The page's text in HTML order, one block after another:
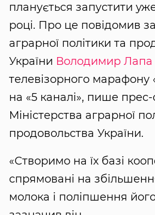
планується запустити
році. Про це повідомив
аграрної політики та
України Володимир Лапа
телевізорного марафону
на «5 каналі», пише
Міністерства аграрної
продовольства України.
«Створимо на їх базі
спрямовані на
молока і поліпшення